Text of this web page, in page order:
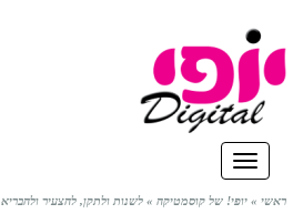
תפריט
ראשי » יופי! של קוסמטיקה » לשנות ולתקן, להצעיר ולהבריא